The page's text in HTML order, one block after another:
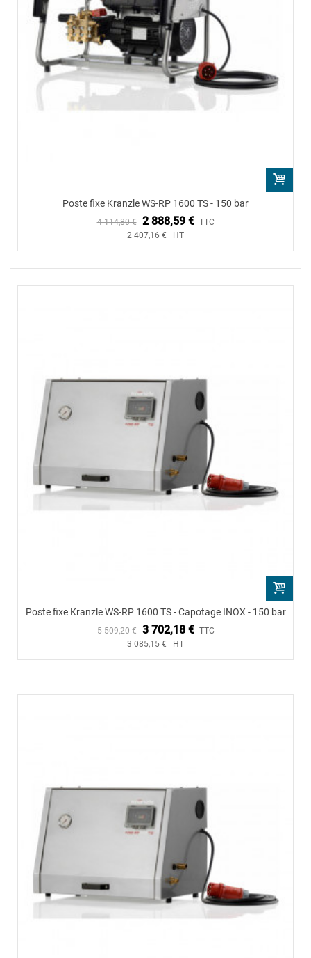
Poste fixe Kranzle WS-RP 1600 TS - 150 bar
4 114,80 € 2 888,59 € TTC
2 407,16 € HT
Poste fixe Kranzle WS-RP 1600 TS - Capotage INOX - 150 bar
5 509,20 € 3 702,18 € TTC
3 085,15 € HT